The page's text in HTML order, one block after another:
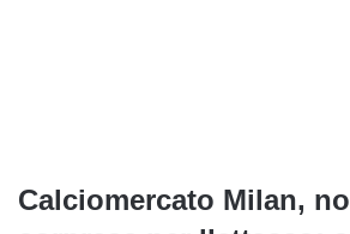
Calciomercato Milan,